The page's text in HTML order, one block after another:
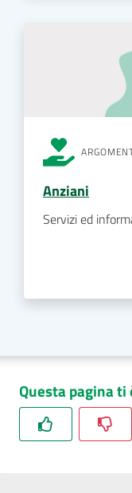
Anziani
Servizi ed
Questa pagina